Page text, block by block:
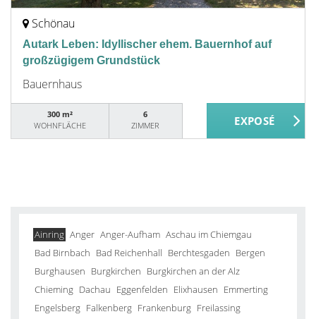
Schönau
Autark Leben: Idyllischer ehem. Bauernhof auf
großzügigem Grundstück
Bauernhaus
300 m²
WOHNFLÄCHE
6
ZIMMER
Ainring Anger Anger-Aufham Aschau im Chiemgau
Bad Birnbach Bad Reichenhall Berchtesgaden Bergen
Burghausen Burgkirchen Burgkirchen an der Alz
Chieming Dachau Eggenfelden Elixhausen Emmerting
Engelsberg Falkenberg Frankenburg Freilassing